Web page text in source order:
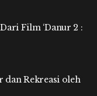
Film ‘Danur 2 :
dan Rekreasi oleh